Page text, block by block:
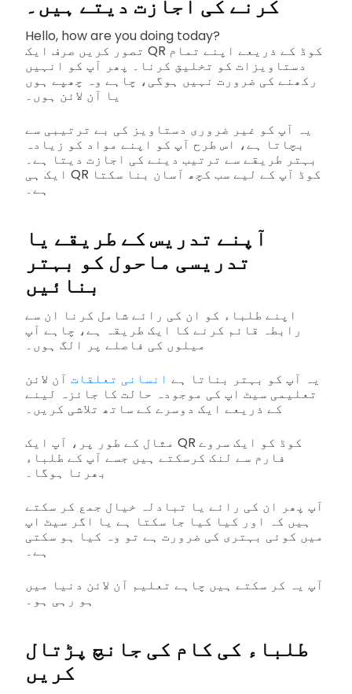
کرنے کی اجازت دیتے ہیں۔
Hello, how are you doing today?
تصور کریں صرف ایک QR کوڈ کے ذریعے اپنے تمام
دستاویزات کو تخلیق کرنا۔ پھر آپ کو انہیں
رکھنے کی ضرورت نہیں ہوگی، چاہے وہ چھپے ہوں
یا آن لائن ہوں۔
یہ آپ کو غیر ضروری دستاویز کی بے ترتیبی سے
بچاتا ہے، اس طرح آپ کو اپنے مواد کو زیادہ
بہتر طریقے سے ترتیب دینے کی اجازت دیتا ہے۔
ایک ہی QR کوڈ آپ کے لیے سب کچھ آسان بنا سکتا
ہے۔
آپنے تدریس کے طریقے یا
تدریسی ماحول کو بہتر
بنائیں
اپنے طلباء کو ان کی رائے شامل کرنا ان سے
رابطہ قائم کرنے کا ایک طریقہ ہے، چاہے آپ
میلوں کی فاصلے پر الگ ہوں۔
یہ آپ کو بہتر بناتا ہے انسانی تعلقات آن لائن
تعلیمی سیٹ اپ کی موجودہ حالت کا جائزہ لینے
کے ذریعے ایک دوسرے کے ساتھ تلاشی کریں۔
مثال کے طور پر، آپ ایک QR کوڈ کو ایک سروے
فارم سے لنک کرسکتے ہیں جسے آپ کے طلباء
بھرنا ہوگا۔
آپ پھر ان کی رائے یا تبادلہ خیال جمع کر سکتے
ہیں کہ اور کیا کیا جا سکتا ہے یا اگر سیٹ اپ
میں کوئی بہتری کی ضرورت ہے تو وہ کیا ہو سکتی
ہے۔
آپ یہ کر سکتے ہیں چاہے تعلیم آن لائن دنیا میں
ہو رہی ہو۔
طلباء کی کام کی جانچ پڑتال
کریں